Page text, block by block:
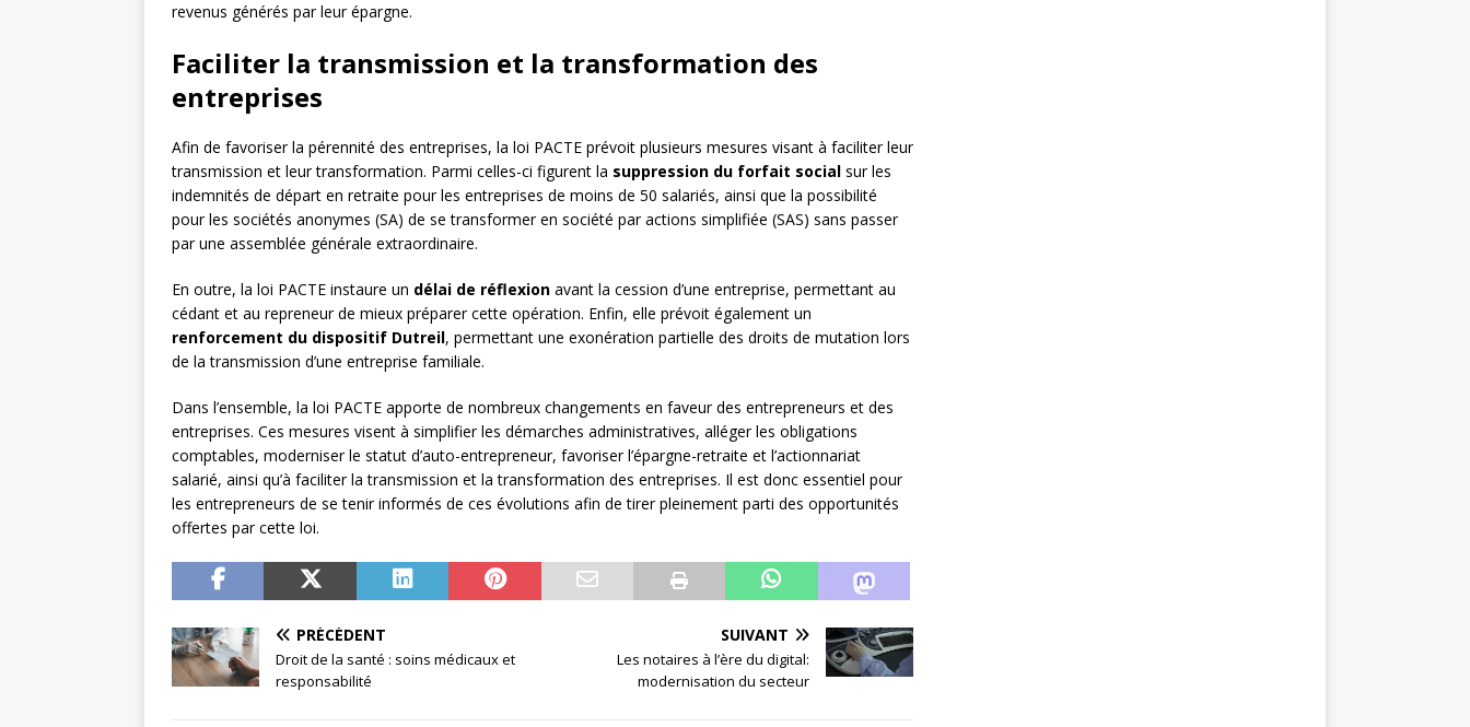
revenus générés par leur épargne.
Faciliter la transmission et la transformation des
entreprises
Afin de favoriser la pérennité des entreprises, la loi PACTE prévoit plusieurs mesures visant à faciliter leur
transmission et leur transformation. Parmi celles-ci figurent la suppression du forfait social sur les
indemnités de départ en retraite pour les entreprises de moins de 50 salariés, ainsi que la possibilité
pour les sociétés anonymes (SA) de se transformer en société par actions simplifiée (SAS) sans passer
par une assemblée générale extraordinaire.
En outre, la loi PACTE instaure un délai de réflexion avant la cession d’une entreprise, permettant au
cédant et au repreneur de mieux préparer cette opération. Enfin, elle prévoit également un
renforcement du dispositif Dutreil, permettant une exonération partielle des droits de mutation lors
de la transmission d’une entreprise familiale.
Dans l’ensemble, la loi PACTE apporte de nombreux changements en faveur des entrepreneurs et des
entreprises. Ces mesures visent à simplifier les démarches administratives, alléger les obligations
comptables, moderniser le statut d’auto-entrepreneur, favoriser l’épargne-retraite et l’actionnariat
salarié, ainsi qu’à faciliter la transmission et la transformation des entreprises. Il est donc essentiel pour
les entrepreneurs de se tenir informés de ces évolutions afin de tirer pleinement parti des opportunités
offertes par cette loi.
PRÉCÉDENT
Droit de la santé : soins médicaux et
responsabilité
SUIVANT
Les notaires à l’ère du digital:
modernisation du secteur